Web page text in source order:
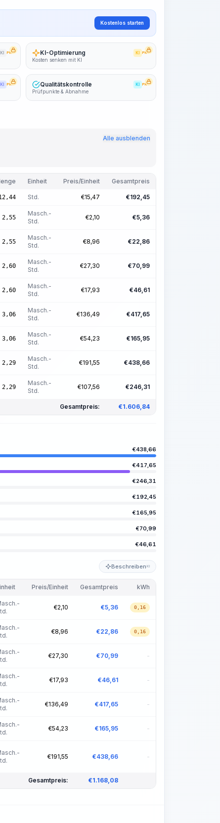
Kostenlos starten
KI PRO KI-Optimierung KI PRO
Kosten senken mit KI
KI PRO Qualitätskontrolle KI PRO
Prüfpunkte & Abnahme
Alle ausblenden
Einheit Preis/Einheit Gesamtpreis
Std. €15,47 €192,45
2,55
Masch.-
Std.
€2,10 €5,36
2,55
Masch.-
Std.
€8,96 €22,86
2,60
Masch.-
Std.
€27,30 €70,99
2,60
Masch.-
Std.
€17,93 €46,61
3,06
Masch.-
Std.
€136,49 €417,65
3,06
Masch.-
Std.
€54,23 €165,95
2,29
Masch.-
Std.
€191,55 €438,66
2,29
Masch.-
Std.
€107,56 €246,31
Gesamtpreis: €1.606,84
€438,66
€417,65
€246,31
€192,45
€165,95
€70,99
€46,61
Beschreiben KI
Preis/Einheit Gesamtpreis kWh
€2,10 €5,36 0,16
€8,96 €22,86 0,16
€27,30 €70,99 -
€17,93 €46,61 -
€136,49 €417,65 -
€54,23 €165,95 -
€191,55 €438,66 -
Gesamtpreis: €1.168,08